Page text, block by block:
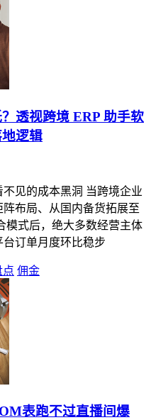
透视跨境 ERP 助手软
逻辑
见的成本黑洞 当跨境企业
布局、从国内备货拓展至
模式后，绝大多数经营主体
订单月度环比稳步
点 佣金
表跑不过直播间爆